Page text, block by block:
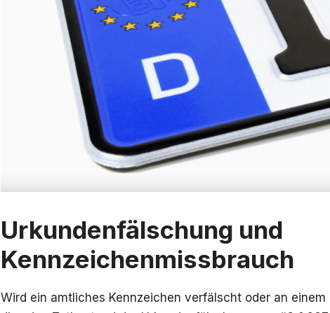
Urkundenfälschung und
Kennzeichenmissbrauch
Wird ein amtliches Kennzeichen verfälscht oder an